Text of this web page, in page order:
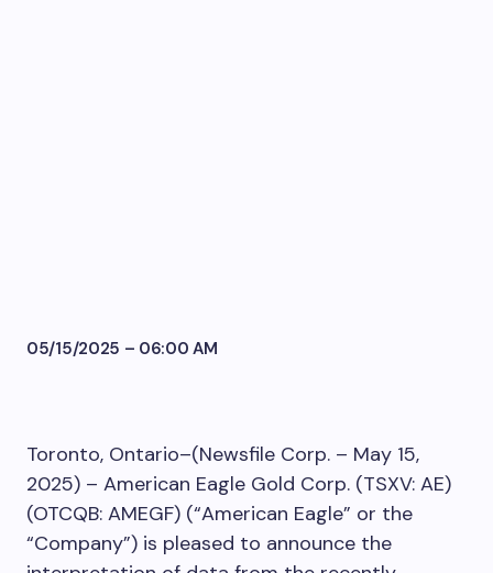
05/15/2025 – 06:00 AM
Toronto, Ontario–(Newsfile Corp. – May 15,
2025) – American Eagle Gold Corp. (TSXV: AE)
(OTCQB: AMEGF) (“American Eagle” or the
“Company”) is pleased to announce the